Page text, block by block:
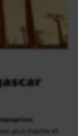
est plus fraîche et